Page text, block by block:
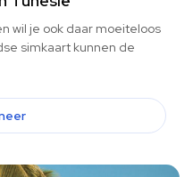
wil je ook daar moeiteloos
simkaart kunnen de